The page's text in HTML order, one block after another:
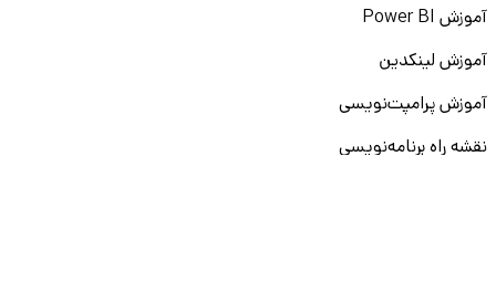
آموزش Power BI
آموزش لینکدین
آموزش پرامپت‌نویسی
نقشه راه برنامه‌نویسی